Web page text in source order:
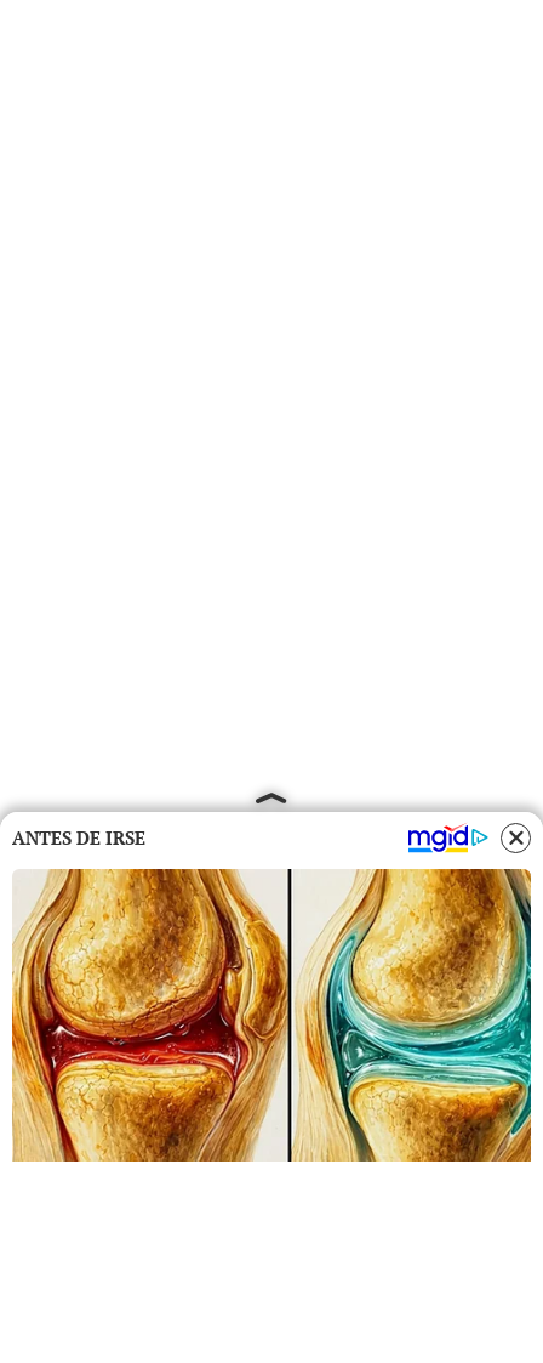
ANTES DE IRSE